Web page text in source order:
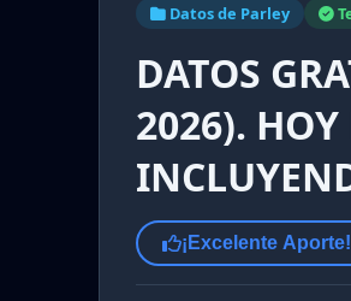
Datos de Parley
DATOS
2026). HOY
¡Excelente